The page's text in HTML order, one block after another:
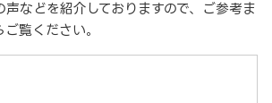
などを紹介しておりますので、ご参考ま
覧ください。